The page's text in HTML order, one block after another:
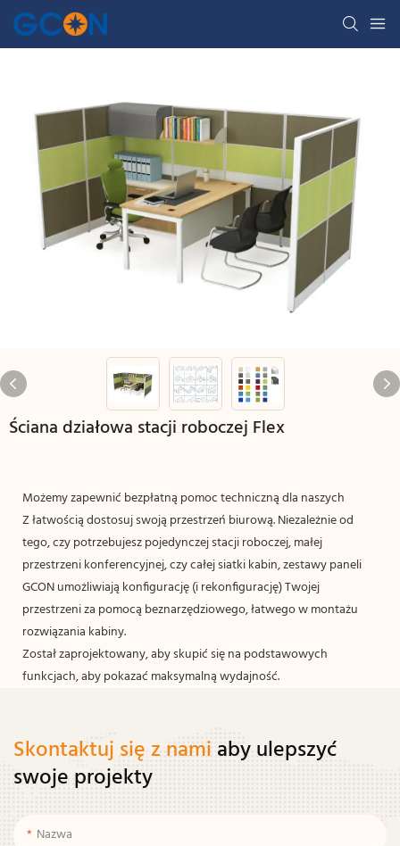
Ściana działowa stacji roboczej Flex
Możemy zapewnić bezpłatną pomoc techniczną dla naszych
Z łatwością dostosuj swoją przestrzeń biurową. Niezależnie od
tego, czy potrzebujesz pojedynczej stacji roboczej, małej
przestrzeni konferencyjnej, czy całej siatki kabin, zestawy paneli
GCON umożliwiają konfigurację (i rekonfigurację) Twojej
przestrzeni za pomocą beznarzędziowego, łatwego w montażu
rozwiązania kabiny.
Został zaprojektowany, aby skupić się na podstawowych
funkcjach, aby pokazać maksymalną wydajność.
Skontaktuj się z nami aby ulepszyć
swoje projekty
Nazwa